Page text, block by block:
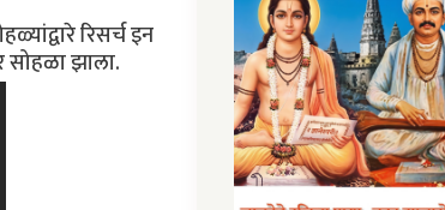
रिसर्च इन
सोहळा झाला.